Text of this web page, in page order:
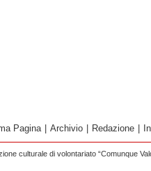
Pagina Archivio Redazione
culturale di volontariato “Comunque